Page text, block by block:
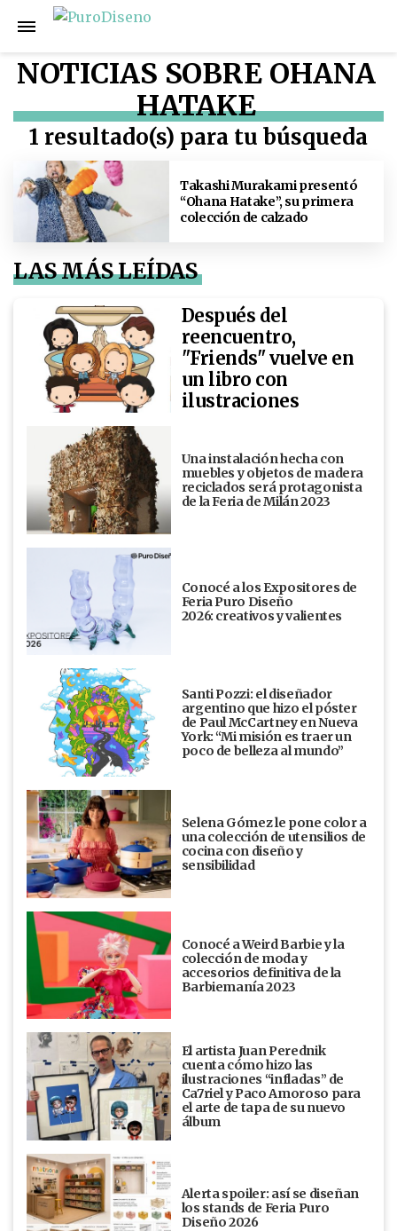
NOTICIAS SOBRE OHANA
HATAKE
1 resultado(s) para tu búsqueda
Takashi Murakami presentó
“Ohana Hatake”, su primera
colección de calzado
LAS MÁS LEÍDAS
Después del
reencuentro,
"Friends" vuelve en
un libro con
ilustraciones
Una instalación hecha con
muebles y objetos de madera
reciclados será protagonista
de la Feria de Milán 2023
Conocé a los Expositores de
Feria Puro Diseño
2026: creativos y valientes
Santi Pozzi: el diseñador
argentino que hizo el póster
de Paul McCartney en Nueva
York: “Mi misión es traer un
poco de belleza al mundo”
Selena Gómez le pone color a
una colección de utensilios de
cocina con diseño y
sensibilidad
Conocé a Weird Barbie y la
colección de moda y
accesorios definitiva de la
Barbiemanía 2023
El artista Juan Perednik
cuenta cómo hizo las
ilustraciones “infladas” de
Ca7riel y Paco Amoroso para
el arte de tapa de su nuevo
álbum
Alerta spoiler: así se diseñan
los stands de Feria Puro
Diseño 2026